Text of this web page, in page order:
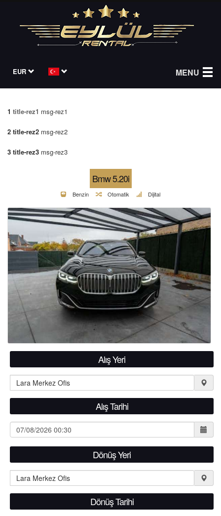
EUR MENU
1 title-rez1 msg-rez1
2 title-rez2 msg-rez2
3 title-rez3 msg-rez3
Bmw 5.20i
Benzin Otomatik Dijital
Alış Yeri
Alış Tarihi
Dönüş Yeri
Dönüş Tarihi